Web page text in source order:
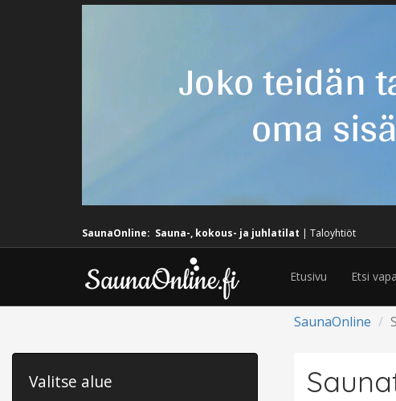
SaunaOnline: Sauna-, kokous- ja juhlatilat | Taloyhtiöt
Etusivu Etsi
SaunaOnline
Valitse alue